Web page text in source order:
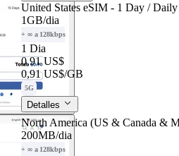
United States eSIM - 1 Day /
1GB/dia
+ ∞ a 128kbps
1 Dia
0,91 US$
0,91 US$/GB
5G
Detalles
North America (US & Canada &
200MB/dia
+ ∞ a 128kbps